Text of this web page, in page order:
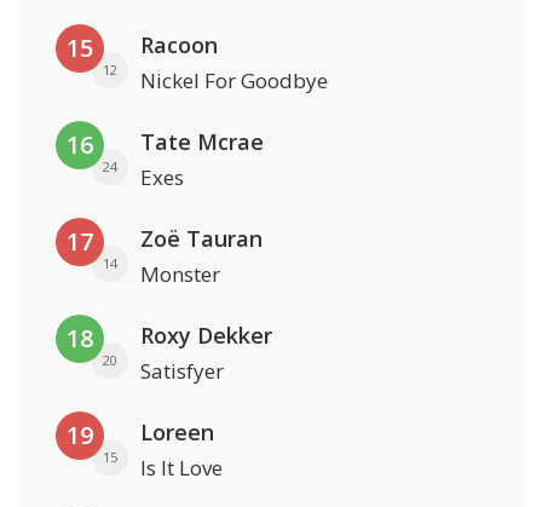
15
12
Racoon
Nickel For Goodbye
16
24
Tate Mcrae
Exes
17
14
Zoë Tauran
Monster
18
20
Roxy Dekker
Satisfyer
19
15
Loreen
Is It Love